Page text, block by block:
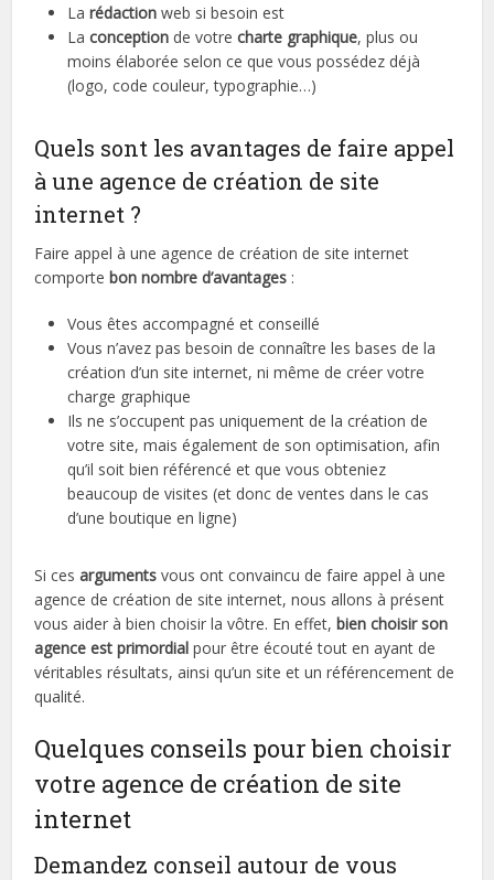
Larédaction web si besoin est
Laconception de votrecharte graphique, plus ou
moins élaborée selon ce que vous possédez déjà
(logo, code couleur, typographie…)
Quels sont les avantages de faire appel
à une agence de création de site
internet ?
Faire appel à une agence de création de site internet
comportebon nombre d’avantages :
Vous êtes accompagné et conseillé
Vous n’avez pas besoin de connaître les bases de la
création d’un site internet, ni même de créer votre
charge graphique
Ils ne s’occupent pas uniquement de la création de
votre site, mais également de son optimisation, afin
qu’il soit bien référencé et que vous obteniez
beaucoup de visites (et donc de ventes dans le cas
d’une boutique en ligne)
Si cesarguments vous ont convaincu de faire appel à une
agence de création de site internet, nous allons à présent
vous aider à bien choisir la vôtre. En effet,bien choisir son
agence est primordialpour être écouté tout en ayant de
véritables résultats, ainsi qu’un site et un référencement de
qualité.
Quelques conseils pour bien choisir
votre agence de création de site
internet
Demandez conseil autour de vous